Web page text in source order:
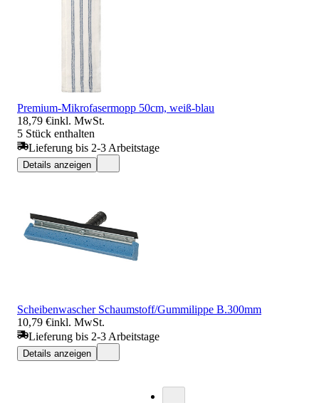
Premium-Mikrofasermopp 50cm, weiß-blau
18,79 €inkl. MwSt.
5 Stück enthalten
Lieferung bis 2-3 Arbeitstage
Details anzeigen
Scheibenwascher Schaumstoff/Gummilippe B.300mm
10,79 €inkl. MwSt.
Lieferung bis 2-3 Arbeitstage
Details anzeigen